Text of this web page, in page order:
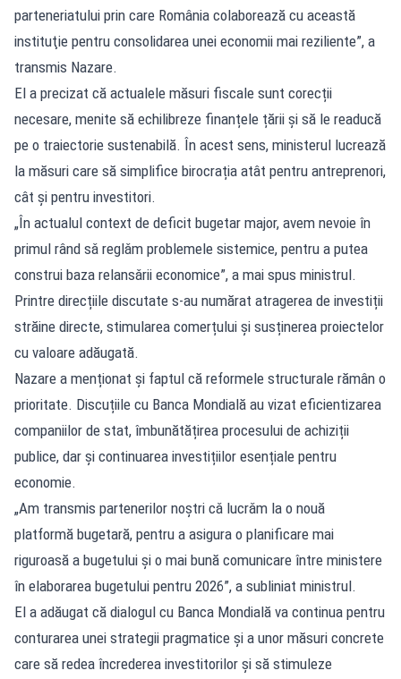
parteneriatului prin care România colaborează cu această
instituţie pentru consolidarea unei economii mai reziliente”, a
transmis Nazare.
El a precizat că actualele măsuri fiscale sunt corecții
necesare, menite să echilibreze finanțele țării și să le readucă
pe o traiectorie sustenabilă. În acest sens, ministerul lucrează
la măsuri care să simplifice birocrația atât pentru antreprenori,
cât și pentru investitori.
„În actualul context de deficit bugetar major, avem nevoie în
primul rând sǎ reglǎm problemele sistemice, pentru a putea
construi baza relansǎrii economice”, a mai spus ministrul.
Printre direcțiile discutate s-au numărat atragerea de investiții
străine directe, stimularea comerțului și susținerea proiectelor
cu valoare adăugată.
Nazare a menționat și faptul că reformele structurale rămân o
prioritate. Discuțiile cu Banca Mondială au vizat eficientizarea
companiilor de stat, îmbunătățirea procesului de achiziții
publice, dar și continuarea investițiilor esențiale pentru
economie.
„Am transmis partenerilor noştri cǎ lucrǎm la o nouă
platformă bugetară, pentru a asigura o planificare mai
riguroasă a bugetului şi o mai bună comunicare între ministere
în elaborarea bugetului pentru 2026”, a subliniat ministrul.
El a adăugat că dialogul cu Banca Mondială va continua pentru
conturarea unei strategii pragmatice și a unor măsuri concrete
care să redea încrederea investitorilor și să stimuleze